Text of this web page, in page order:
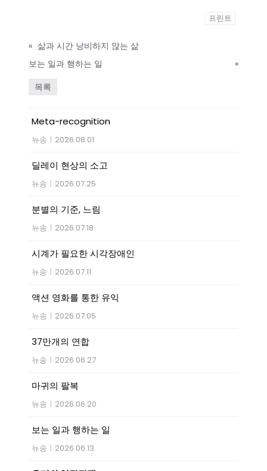
프린트
« 삶과 시간 낭비하지 않는 삶
보는 일과 행하는 일
»
목록
Meta-recognition
뉴송 | 2026.08.01
딜레이 현상의 소고
뉴송 | 2026.07.25
분별의 기준, 느림
뉴송 | 2026.07.18
시계가 필요한 시각장애인
뉴송 | 2026.07.11
액션 영화를 통한 유익
뉴송 | 2026.07.05
37만개의 연합
뉴송 | 2026.06.27
마귀의 팔복
뉴송 | 2026.06.20
보는 일과 행하는 일
뉴송 | 2026.06.13